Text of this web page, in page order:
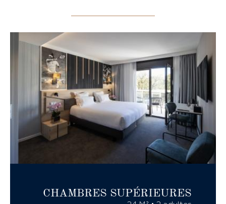
CHAMBRES SUPÉRIEURES